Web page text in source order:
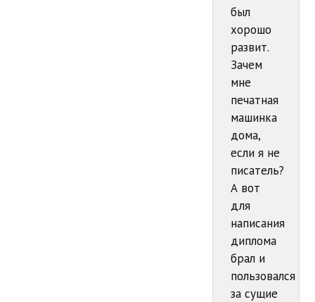
был
хорошо
развит.
Зачем
мне
печатная
машинка
дома,
если я не
писатель?
А вот
для
написания
диплома
брал и
пользовался
за сущие